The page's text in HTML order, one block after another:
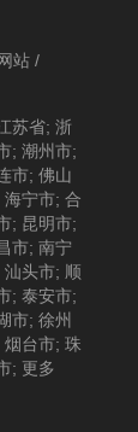
站 /
苏省; 浙
; 潮州市;
市; 佛山
海宁市; 合
; 昆明市;
市; 南宁
汕头市; 顺
; 泰安市;
市; 徐州
烟台市; 珠
; 更多